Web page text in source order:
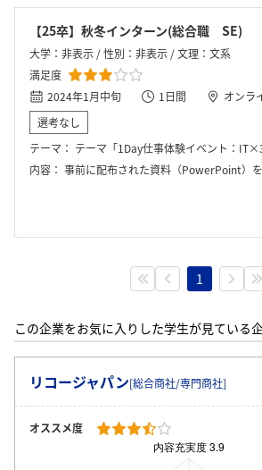
【25卒】秋冬インターン(総合職 SE)
大学：非表示 / 性別：非表示 / 文理：文系
満足度
2024年1月中旬
1日間
オンラ
選考なし
テーマ： テーマ「1Day仕事体験イベント：IT×360°バー
内容： 事前に配布された資料（PowerPoint）を使用しながら、業務内容についての説明とグループワークを行った。 事前にインスト
1
この企業をお気に入りした学生が見ている
リコージャパン[総合商社/専門商社]
オススメ度